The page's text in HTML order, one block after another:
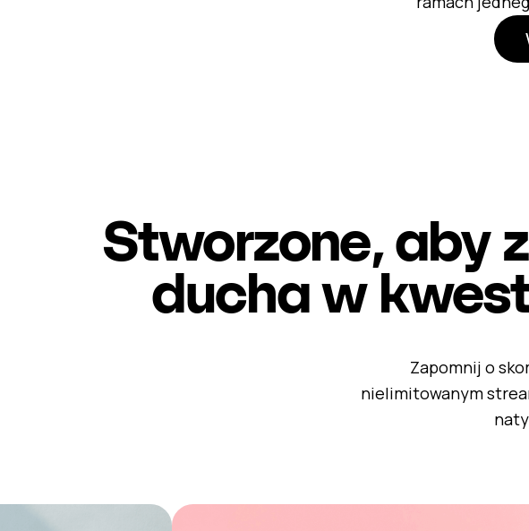
Stworzone, aby
ducha w
Zapomnij o
nielimitowanym